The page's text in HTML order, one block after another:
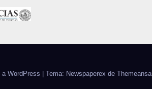
a WordPress Tema: Newspaperex de